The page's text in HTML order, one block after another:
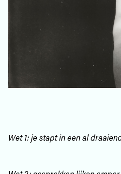
Wet 1: je stapt in een al